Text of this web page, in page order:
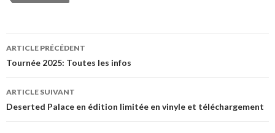
Navigation
des
articles
ARTICLE PRÉCÉDENT
Tournée 2025: Toutes les infos
ARTICLE SUIVANT
Deserted Palace en édition limitée en vinyle et téléchargement